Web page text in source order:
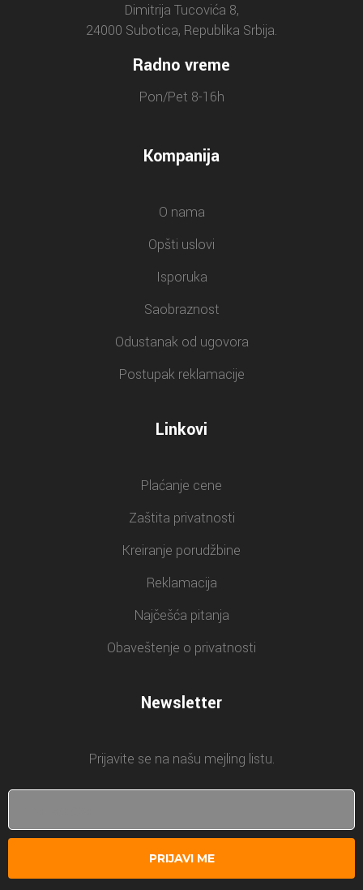
Dimitrija Tucovića 8,
24000 Subotica, Republika Srbija.
Radno vreme
Pon/Pet 8-16h
Kompanija
O nama
Opšti uslovi
Isporuka
Saobraznost
Odustanak od ugovora
Postupak reklamacije
Linkovi
Plaćanje cene
Zaštita privatnosti
Kreiranje porudžbine
Reklamacija
Najčešća pitanja
Obaveštenje o privatnosti
Newsletter
Prijavite se na našu mejling listu.
PRIJAVI ME